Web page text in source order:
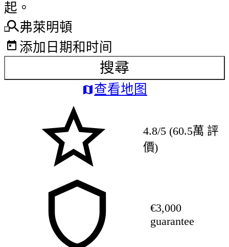
起。
弗萊明頓
添加日期和时间
搜尋
查看地图
4.8/5 (60.5萬 評
價)
€3,000
guarantee